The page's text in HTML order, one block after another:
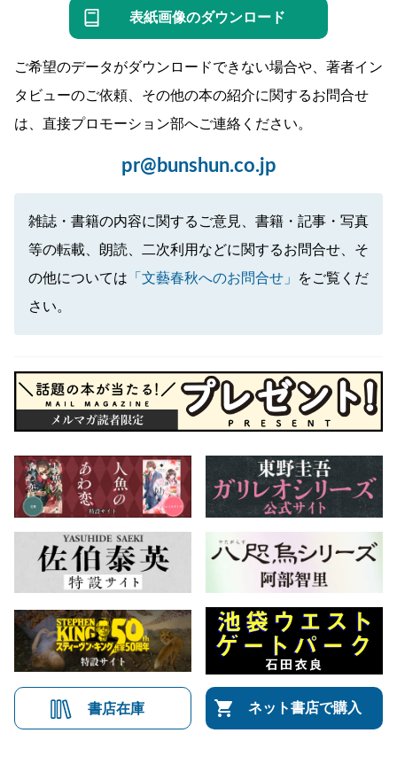
表紙画像のダウンロード
ご希望のデータがダウンロードできない場合や、著者イン
タビューのご依頼、その他の本の紹介に関するお問合せ
は、直接プロモーション部へご連絡ください。
pr@bunshun.co.jp
雑誌・書籍の内容に関するご意見、書籍・記事・写真
等の転載、朗読、二次利用などに関するお問合せ、そ
の他については 「文藝春秋へのお問合せ」
をご覧くだ
さい。
書店在庫 ネット書店で購入